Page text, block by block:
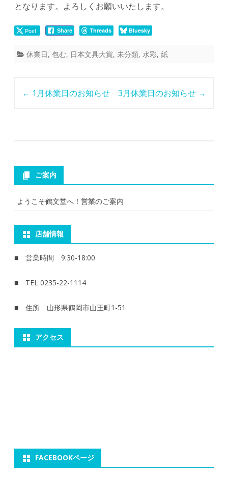
となります。よろしくお願いいたします。
Post Share Threads Bluesky
休業日, 包む, 日本文具大賞, 未分類, 水彩, 紙
← 1月休業日のお知らせ 3月休業日のお知らせ →
ご案内
ようこそ鶴文堂へ！営業のご案内
店舗情報
■ 営業時間 9:30-18:00
■ TEL 0235-22-1114
■ 住所 山形県鶴岡市山王町1-51
アクセス
FACEBOOKページ